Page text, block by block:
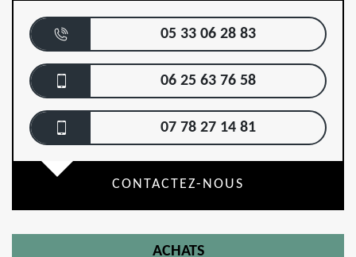
05 33 06 28 83
06 25 63 76 58
07 78 27 14 81
CONTACTEZ-NOUS
ACHATS